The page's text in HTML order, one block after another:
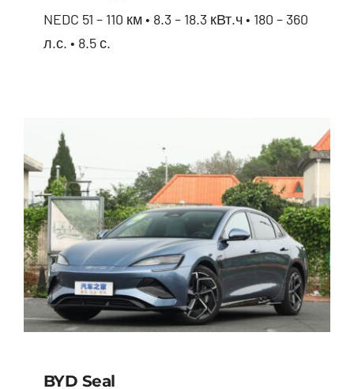
NEDC 51 – 110 км • 8.3 – 18.3 кВт.ч • 180 – 360
л.с. • 8.5 с.
BYD Seal